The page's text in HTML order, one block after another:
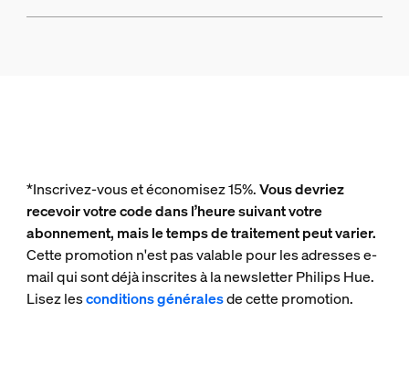
*Inscrivez-vous et économisez 15%.Vous devriez
recevoir votre code dans l’heure suivant votre
abonnement, mais le temps de traitement peut varier.
Cette promotion n'est pas valable pour les adresses e-
mail qui sont déjà inscrites à la newsletter Philips Hue.
Lisez lesconditions généralesde cette promotion.